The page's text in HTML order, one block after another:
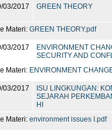
03/2017 GREEN THEORY
Materi: GREEN THEORY.pdf
03/2017
ENVIRONMENT
SECURITY AND
Materi: ENVIRONMENT
03/2017
ISU LINGKUNGAN:
SEJARAH
HI
Materi: environment issues I.pdf